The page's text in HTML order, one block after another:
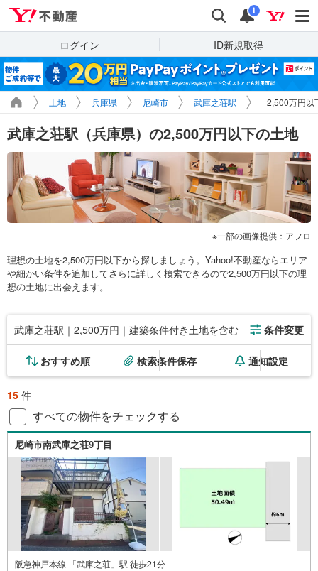
検索 通知
i
ログイン ID新規取得
土地 兵庫県 尼崎市 武庫之荘駅 2,500万円以
武庫之荘駅（兵庫県）の2,500万円以下の土地
一部の画像提供：アフロ
理想の土地を2,500万円以下から探しましょう。Yahoo!不動産ならエリア
や細かい条件を追加してさらに詳しく検索できるので2,500万円以下の理
想の土地に出会えます。
武庫之荘駅｜2,500万円｜建築条件付き土地を含む 条件変更
おすすめ順 検索条件保存 通知設定
15 件
すべての物件をチェックする
尼崎市南武庫之荘9丁目
阪急神戸本線 「武庫之荘」駅 徒歩21分